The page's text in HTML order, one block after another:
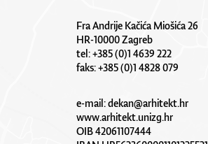
Fra Andrije Kačića Miošića 26
HR-10000 Zagreb
tel: +385 (0)1 4639 222
faks: +385 (0)1 4828 079
e-mail:dekan@arhitekt.hr
www.arhitekt.unizg.hr
OIB 42061107444